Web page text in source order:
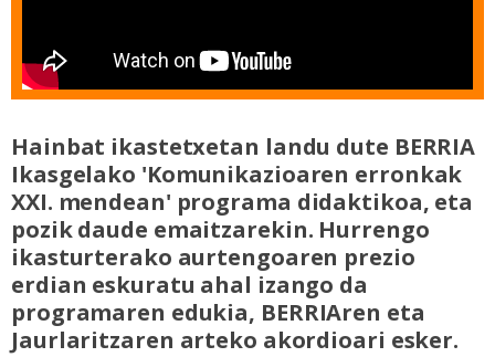
Hainbat ikastetxetan landu dute BERRIA
Ikasgelako 'Komunikazioaren erronkak
XXI. mendean' programa didaktikoa, eta
pozik daude emaitzarekin. Hurrengo
ikasturterako aurtengoaren prezio
erdian eskuratu ahal izango da
programaren edukia, BERRIAren eta
Jaurlaritzaren arteko akordioari esker.